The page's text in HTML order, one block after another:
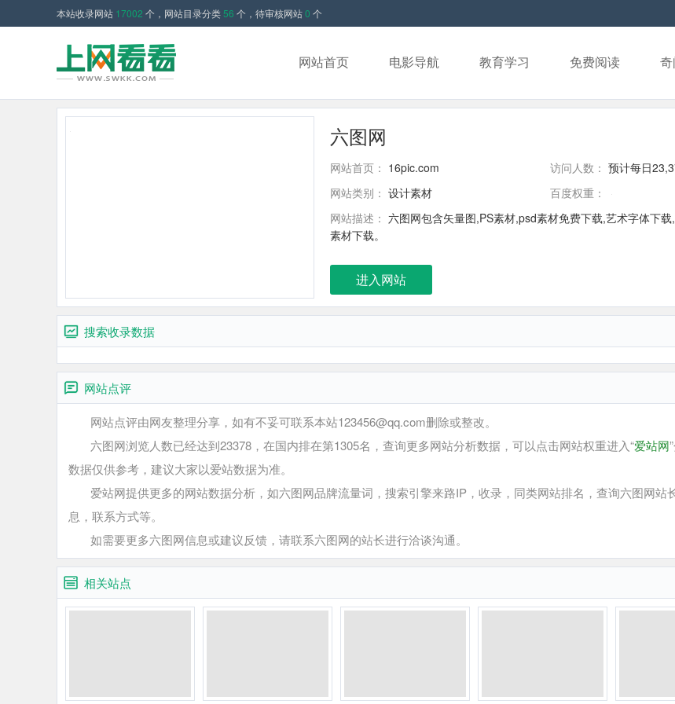
本站收录网站 17002 个，网站目录分类56 个，待审核网站0 个
网站首页 电影导航 教育学习 免费阅读
六图网
网站首页： 16pic.com 访问人数： 预计每日
网站类别： 设计素材 百度权重：
网站描述： 六图网包含矢量图,PS素材,psd素材免费下载,艺术字体下
素材下载。
进入网站
搜索收录数据
网站点评
网站点评由网友整理分享，如有不妥可联系本站123456@qq.com删除或整改。
六图网浏览人数已经达到23378，在国内排在第1305名，查询更多网站分析数据，可以点击网站权重进入“爱站网
数据仅供参考，建议大家以爱站数据为准。
爱站网提供更多的网站数据分析，如六图网品牌流量词，搜索引擎来路IP，收录，同类网站排名，查询六图网站
息，联系方式等。
如需要更多六图网信息或建议反馈，请联系六图网的站长进行洽谈沟通。
相关站点